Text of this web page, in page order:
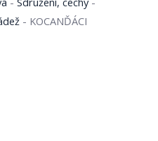
- KOCANĎÁCI